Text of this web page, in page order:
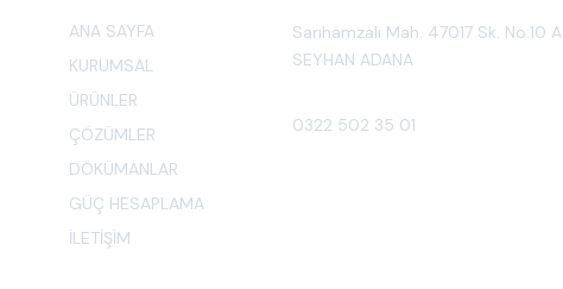
ANA SAYFA
KURUMSAL
ÜRÜNLER
ÇÖZÜMLER
DÖKÜMANLAR
GÜÇ HESAPLAMA
İLETİŞİM
Sarıhamzalı Mah. 47017 Sk. No:10 A
SEYHAN ADANA
0322 502 35 01